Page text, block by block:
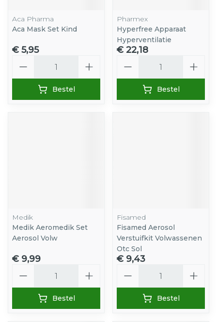
Aca Pharma
Aca Mask Set Kind
€ 5,95
Bestel
Pharmex
Hyperfree Apparaat
Hyperventilatie
€ 22,18
Bestel
Medik
Medik Aeromedik Set
Aerosol Volw
€ 9,99
Bestel
Fisamed
Fisamed Aerosol
Verstuifkit Volwassenen
Otc Sol
€ 9,43
Bestel